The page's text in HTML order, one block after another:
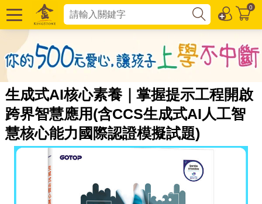
0
生成式AI核心素養｜掌握提示工程開啟
跨界智慧應用(含CCS生成式AI人工智
慧核心能力國際認證模擬試題)